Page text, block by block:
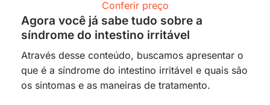
Conferir preço
Agora você já sabe tudo sobre a
síndrome do intestino irritável
Através desse conteúdo, buscamos apresentar o
que é a síndrome do intestino irritável e quais são
os sintomas e as maneiras de tratamento.